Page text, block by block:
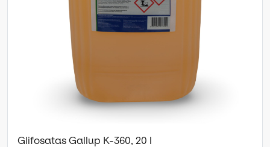
Glifosatas Gallup K-360, 20 l